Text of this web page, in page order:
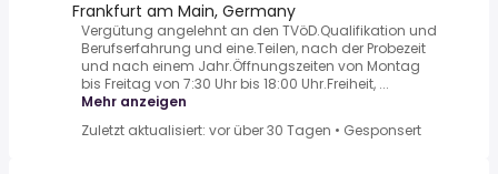
Frankfurt am Main, Germany
Vergütung angelehnt an den TVöD.Qualifikation und
Berufserfahrung und eine.Teilen, nach der Probezeit
und nach einem Jahr.Öffnungszeiten von Montag
bis Freitag von 7:30 Uhr bis 18:00 Uhr.Freiheit, ...
Mehr anzeigen
Zuletzt aktualisiert: vor über 30 Tagen • Gesponsert